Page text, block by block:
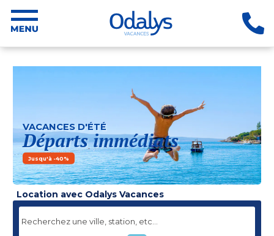
VACANCES D'ÉTÉ
Départs immédiats
Jusqu'à -40%
Location avec Odalys Vacances